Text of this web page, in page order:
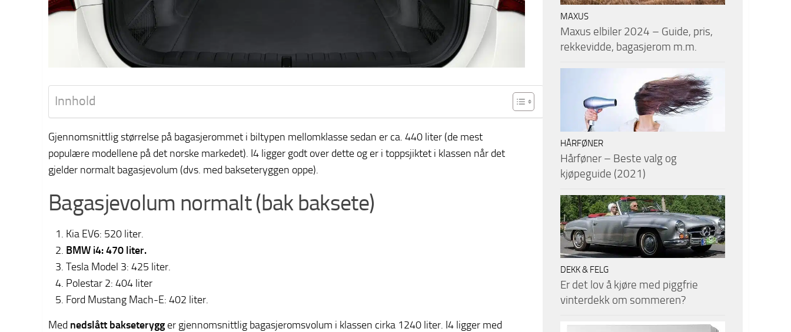
Innhold
Gjennomsnittlig størrelse på bagasjerommet i biltypen mellomklasse sedan er ca. 440 liter (de mest
populære modellene på det norske markedet). I4 ligger godt over dette og er i toppsjiktet i klassen når det
gjelder normalt bagasjevolum (dvs. med bakseteryggen oppe).
Bagasjevolum normalt (bak baksete)
Kia EV6: 520 liter.
BMW i4: 470 liter.
Tesla Model 3: 425 liter.
Polestar 2: 404 liter
Ford Mustang Mach-E: 402 liter.
Med nedslått bakseterygger gjennomsnittlig bagasjeromsvolum i klassen cirka 1240 liter. I4 ligger med
MAXUS
Maxus elbiler 2024 – Guide, pris,
rekkevidde, bagasjerom m.m.
HÅRFØNER
Hårføner – Beste valg og
kjøpeguide (2021)
DEKK & FELG
Er det lov å kjøre med piggfrie
vinterdekk om sommeren?